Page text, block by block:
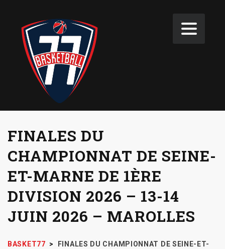
FINALES DU
CHAMPIONNAT DE SEINE-
ET-MARNE DE 1ÈRE
DIVISION 2026 – 13-14
JUIN 2026 – MAROLLES
BASKET77 >
FINALES DU CHAMPIONNAT DE SEINE-ET-